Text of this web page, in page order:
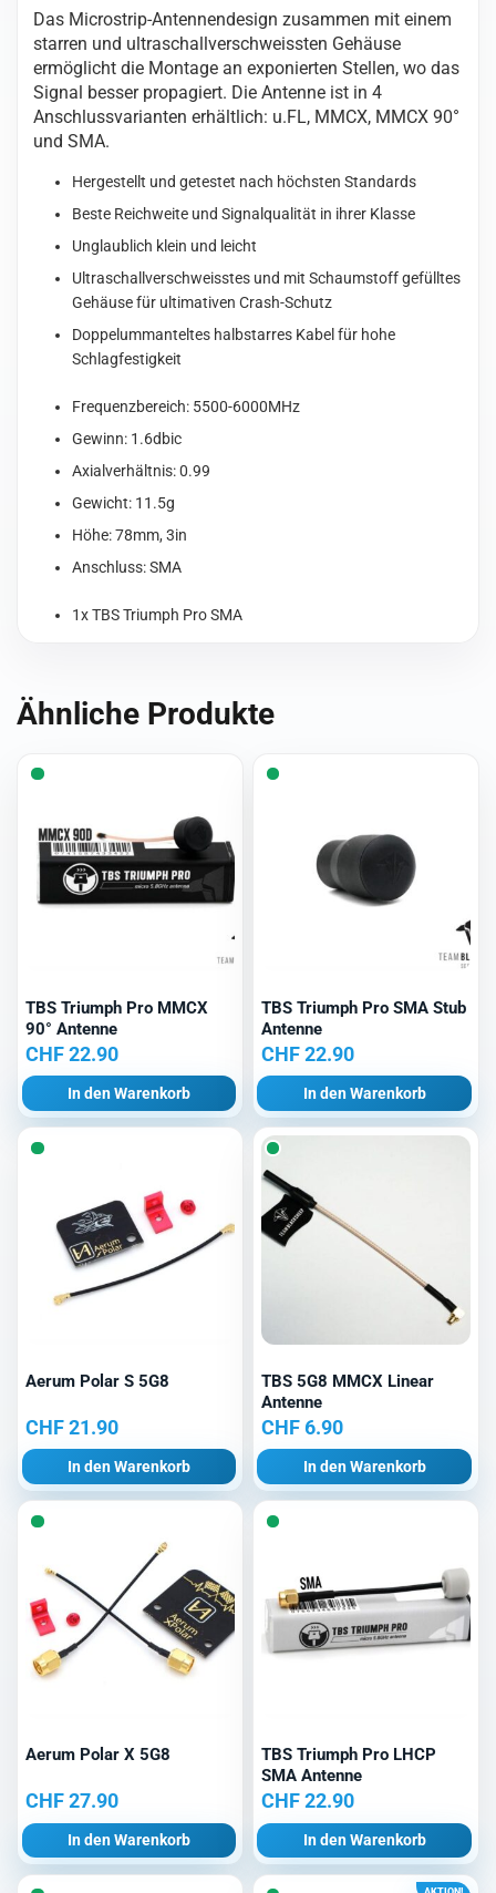
Das Microstrip-Antennendesign zusammen mit einem
starren und ultraschallverschweissten Gehäuse
ermöglicht die Montage an exponierten Stellen, wo das
Signal besser propagiert. Die Antenne ist in 4
Anschlussvarianten erhältlich: u.FL, MMCX, MMCX 90°
und SMA.
Hergestellt und getestet nach höchsten Standards
Beste Reichweite und Signalqualität in ihrer Klasse
Unglaublich klein und leicht
Ultraschallverschweisstes und mit Schaumstoff gefülltes
Gehäuse für ultimativen Crash-Schutz
Doppelummanteltes halbstarres Kabel für hohe
Schlagfestigkeit
Frequenzbereich: 5500-6000MHz
Gewinn: 1.6dbic
Axialverhältnis: 0.99
Gewicht: 11.5g
Höhe: 78mm, 3in
Anschluss: SMA
1x TBS Triumph Pro SMA
Ähnliche Produkte
TBS Triumph Pro MMCX
90° Antenne
CHF22.90
In den Warenkorb
TBS Triumph Pro SMA Stub
Antenne
CHF22.90
In den Warenkorb
Aerum Polar S 5G8
CHF21.90
In den Warenkorb
TBS 5G8 MMCX Linear
Antenne
CHF6.90
In den Warenkorb
Aerum Polar X 5G8
CHF27.90
In den Warenkorb
TBS Triumph Pro LHCP
SMA Antenne
CHF22.90
In den Warenkorb